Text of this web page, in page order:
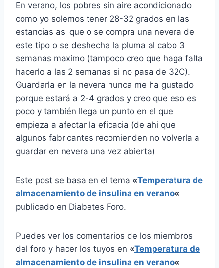
En verano, los pobres sin aire acondicionado
como yo solemos tener 28-32 grados en las
estancias asi que o se compra una nevera de
este tipo o se deshecha la pluma al cabo 3
semanas maximo (tampoco creo que haga falta
hacerlo a las 2 semanas si no pasa de 32C).
Guardarla en la nevera nunca me ha gustado
porque estará a 2-4 grados y creo que eso es
poco y también llega un punto en el que
empieza a afectar la eficacia (de ahi que
algunos fabricantes recomienden no volverla a
guardar en nevera una vez abierta)
Este post se basa en el tema «Temperatura de
almacenamiento de insulina en verano«
publicado en Diabetes Foro.
Puedes ver los comentarios de los miembros
del foro y hacer los tuyos en «Temperatura de
almacenamiento de insulina en verano«